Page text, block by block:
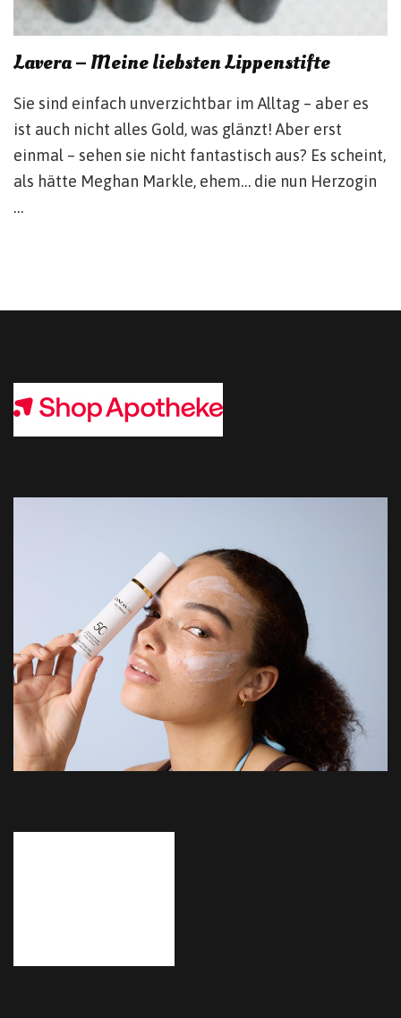
Lavera – Meine liebsten Lippenstifte
Sie sind einfach unverzichtbar im Alltag – aber es
ist auch nicht alles Gold, was glänzt! Aber erst
einmal – sehen sie nicht fantastisch aus? Es scheint,
als hätte Meghan Markle, ehem… die nun Herzogin
…